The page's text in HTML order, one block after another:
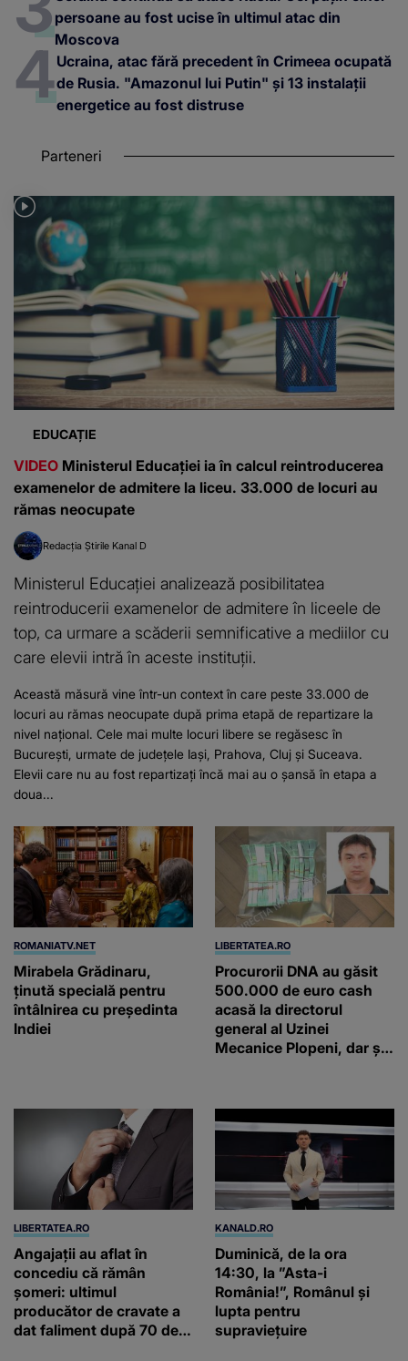
persoane au fost ucise în ultimul atac din
Moscova
Ucraina, atac fără precedent în Crimeea ocupată
de Rusia. "Amazonul lui Putin" și 13 instalații
energetice au fost distruse
Parteneri
EDUCAȚIE
VIDEO Ministerul Educației ia în calcul reintroducerea
examenelor de admitere la liceu. 33.000 de locuri au
rămas neocupate
Redacția Știrile Kanal D
Ministerul Educației analizează posibilitatea
reintroducerii examenelor de admitere în liceele de
top, ca urmare a scăderii semnificative a mediilor cu
care elevii intră în aceste instituții.
Această măsură vine într-un context în care peste 33.000 de
locuri au rămas neocupate după prima etapă de repartizare la
nivel național. Cele mai multe locuri libere se regăsesc în
București, urmate de județele Iași, Prahova, Cluj și Suceava.
Elevii care nu au fost repartizați încă mai au o șansă în etapa a
doua...
ROMANIATV.NET
Mirabela Grădinaru,
ţinută specială pentru
întâlnirea cu preşedinta
Indiei
LIBERTATEA.RO
Procurorii DNA au găsit
500.000 de euro cash
acasă la directorul
general al Uzinei
Mecanice Plopeni, dar și
LIBERTATEA.RO
Angajații au aflat în
concediu că rămân
șomeri: ultimul
producător de cravate a
dat faliment după 70 de
KANALD.RO
Duminică, de la ora
14:30, la ”Asta-i
România!”, Românul și
lupta pentru
supraviețuire